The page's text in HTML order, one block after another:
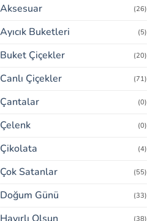
Aksesuar (26)
Ayıcık Buketleri (5)
Buket Çiçekler (20)
Canlı Çiçekler (71)
Çantalar (0)
Çelenk (0)
Çikolata (4)
Çok Satanlar (55)
Doğum Günü (33)
(38)